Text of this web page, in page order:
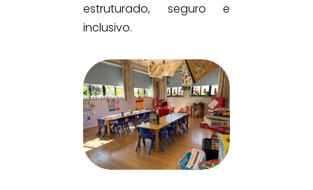
estruturado, seguro e
inclusivo.